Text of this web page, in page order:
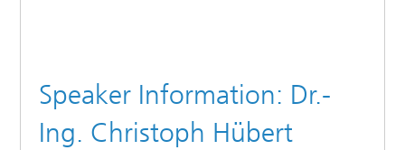
Speaker Information: Dr.-
Ing. Christoph Hübert